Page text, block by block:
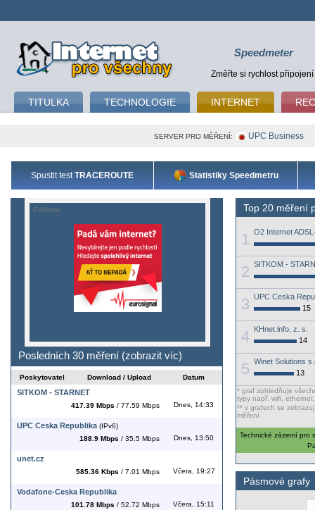
Speedmeter
Změřte si rychlost připojení
TITULKA TECHNOLOGIE INTERNET
SERVER PRO MĚŘENÍ: UPC Business
Spustit test TRACEROUTE Statistiky Speedmetru
Reklama:
Posledních 30 měření (zobrazit víc)
Poskytovatel Download / Upload Datum
SITKOM - STARNET
417.39 Mbps / 77.59 Mbps Dnes, 14:33
UPC Ceska Republika (IPv6)
188.9 Mbps / 35.5 Mbps Dnes, 13:50
unet.cz
585.36 Kbps / 7.01 Mbps Včera, 19:27
Vodafone-Ceska Republika
101.78 Mbps / 52.72 Mbps Včera, 15:11
Top 20 měření
1 O2 Internet
2 SITKOM -
3 UPC Ceska
15
4
KHnet.info, z. s.
14
5 Winet Solutions
13
* graf zohledňuje
typy např. wifi,
** v grafech se
měření
Technické zázemí pro
Pásmové grafy